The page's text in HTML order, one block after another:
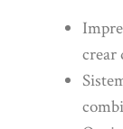
crear